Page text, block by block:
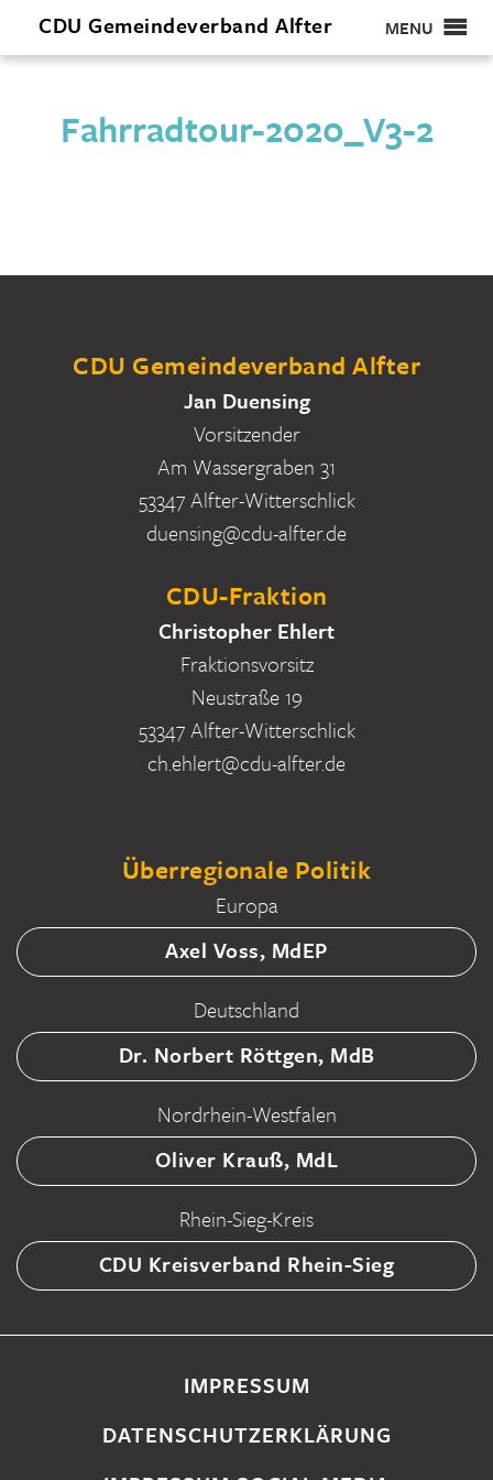
CDU Gemeindeverband Alfter MENU
Fahrradtour-2020_V3-2
CDU Gemeindeverband Alfter
Jan Duensing
Vorsitzender
Am Wassergraben 31
53347 Alfter-Witterschlick
duensing@cdu-alfter.de
CDU-Fraktion
Christopher Ehlert
Fraktionsvorsitz
Neustraße 19
53347 Alfter-Witterschlick
ch.ehlert@cdu-alfter.de
Überregionale Politik
Europa
Axel Voss, MdEP
Deutschland
Dr. Norbert Röttgen, MdB
Nordrhein-Westfalen
Oliver Krauß, MdL
Rhein-Sieg-Kreis
CDU Kreisverband Rhein-Sieg
IMPRESSUM
DATENSCHUTZERKLÄRUNG